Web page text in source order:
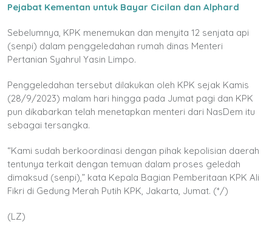
Pejabat Kementan untuk Bayar Cicilan dan Alphard
Sebelumnya, KPK menemukan dan menyita 12 senjata api
(senpi) dalam penggeledahan rumah dinas Menteri
Pertanian Syahrul Yasin Limpo.
Penggeledahan tersebut dilakukan oleh KPK sejak Kamis
(28/9/2023) malam hari hingga pada Jumat pagi dan KPK
pun dikabarkan telah menetapkan menteri dari NasDem itu
sebagai tersangka.
“Kami sudah berkoordinasi dengan pihak kepolisian daerah
tentunya terkait dengan temuan dalam proses geledah
dimaksud (senpi),” kata Kepala Bagian Pemberitaan KPK Ali
Fikri di Gedung Merah Putih KPK, Jakarta, Jumat. (*/)
(LZ)